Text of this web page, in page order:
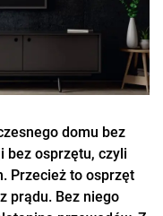
domu bez
bez osprzętu, czyli
Przecież to osprzęt
prądu. Bez niego